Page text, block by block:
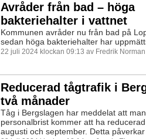
Avråder från bad – höga
bakteriehalter i vattnet
Kommunen avråder nu från bad på
sedan höga bakteriehalter har
22 juli 2024 klockan 09:13 av Fredrik
Reducerad tågtrafik i
två månader
Tåg i Bergslagen har meddelat att
personalbrist kommer att ha
augusti och september. Detta